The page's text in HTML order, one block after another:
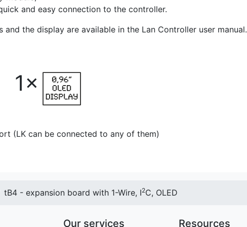
and easy connection to the controller.
the display are available in the Lan Controller user manual.
1×
(LK can be connected to any of them)
tB4 - expansion board with 1-Wire, I2C, OLED
Our services Resources